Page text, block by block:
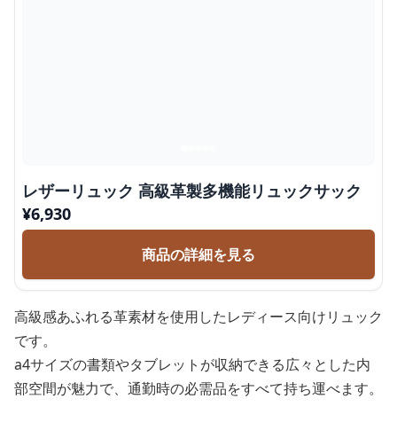
レザーリュック 高級革製多機能リュックサック
¥6,930
商品の詳細を見る
高級感あふれる革素材を使用したレディース向けリュック
です。
a4サイズの書類やタブレットが収納できる広々とした内
部空間が魅力で、通勤時の必需品をすべて持ち運べます。